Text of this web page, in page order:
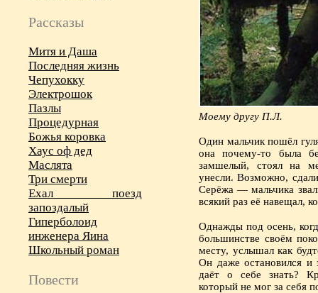
Рассказы
Митя и Даша
Последняя жизнь
Чепухокку
Электрошок
Пазлы
Процедурная
Божья коровка
Хаус оф дед
Маслята
Три смерти
Ехал поезд
запоздалый
Гиперболоид
инженера Яина
Школьный роман
Повести
Моему другу П.Л.
Один мальчик пошёл
она почему-то была
замшелый, стоял на
унесли. Возможно,
Серёжа — мальчика
всякий раз её навещал,
Однажды под осень,
большинстве своём
месту, услышал как
Он даже остановился и
даёт о себе знать?
который не мог за себя